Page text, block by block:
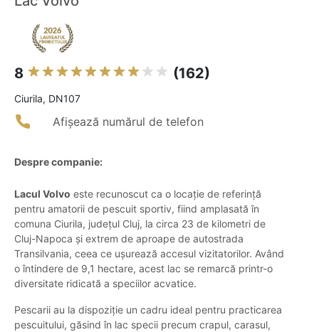
8 (162)
Ciurila, DN107
Afișează numărul de telefon
Despre companie:
Lacul Volvo este recunoscut ca o locație de referință
pentru amatorii de pescuit sportiv, fiind amplasată în
comuna Ciurila, județul Cluj, la circa 23 de kilometri de
Cluj-Napoca și extrem de aproape de autostrada
Transilvania, ceea ce ușurează accesul vizitatorilor. Având
o întindere de 9,1 hectare, acest lac se remarcă printr-o
diversitate ridicată a speciilor acvatice.
Pescarii au la dispoziție un cadru ideal pentru practicarea
pescuitului, găsind în lac specii precum crapul, carasul,